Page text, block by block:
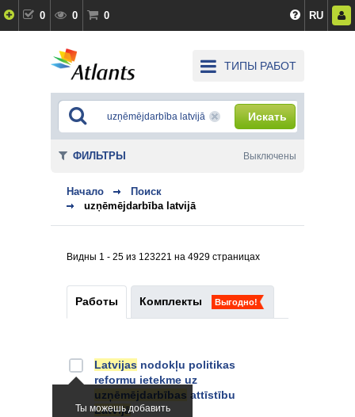
0 0 0 RU
ТИПЫ РАБОТ
Искать
Начало
Поиск
uzņēmējdarbība latvijā
Видны 1 - 25 из 123221 на 4929 страницах
Работы Комплекты Выгодно!
Ты можешь добавить
Latvijas nodokļu politikas
reformu ietekme uz
uzņēmējdarbības attīstību
Latvijā
ФИЛЬТРЫ Выключены